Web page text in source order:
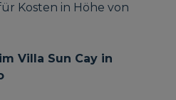
Kosten in Höhe von
Villa Sun Cay in